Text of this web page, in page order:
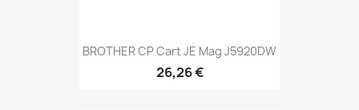
BROTHER CP Cart JE Mag J5920DW
26,26 €